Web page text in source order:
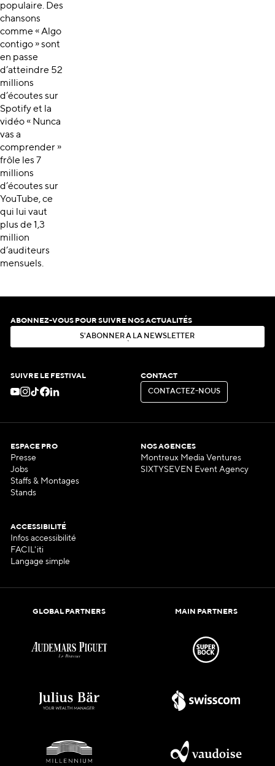
populaire. Des
chansons
comme « Algo
contigo » sont
en passe
d’atteindre 52
millions
d’écoutes sur
Spotify et la
vidéo « Nunca
vas a
comprender »
frôle les 7
millions
d’écoutes sur
YouTube, ce
qui lui vaut
plus de 1,3
million
d’auditeurs
mensuels.
ABONNEZ-VOUS POUR SUIVRE NOS ACTUALITÉS
S'ABON N ER À LA N EWSLE ER
SUIVRE LE FESTIVAL CONTACT
CON ACT EZ-N OUS
CONTACTEZ-NOUS
ESPACE PRO
Presse
Jobs
Staffs & Montages
Stands
NOS AGENCES
Montreux Media Ventures
SIXTYSEVEN Event Agency
ACCESSIBILITÉ
Infos accessibilité
FACIL'iti
Langage simple
GLOBAL PARTNERS MAIN PARTNERS